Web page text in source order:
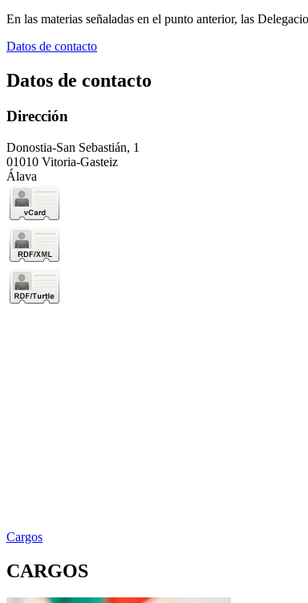
En las materias señaladas en el punto anterior, las
Datos de contacto
Datos de contacto
Dirección
Donostia-San Sebastián, 1
01010 Vitoria-Gasteiz
Álava
Cargos
CARGOS